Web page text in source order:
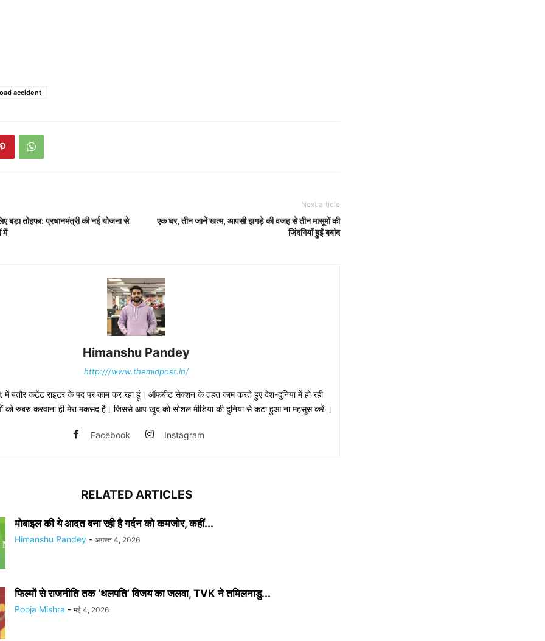
accident
बड़ा तोहफा: प्रधानमंत्री की नई योजना से
में
Next article
एक घर, तीन जानें खत्म, आपसी झगड़े की वजह से तीन मासूमों की
जिंदगियाँ हुईं बर्बाद
Himanshu Pandey
http:///www.themidpost.in/
बतौर कंटेंट राइटर के पद पर काम कर रहा हूं। ऑफबीट सेक्शन के तहत काम करते हुए देश-दुनिया में हो रही
को रुबरु करवाना ही मेरा मकसद है। जिससे आप खुद को सोशल मीडिया की दुनिया से कटा हुआ ना महसूस करें ।
Facebook Instagram
RELATED ARTICLES
मोबाइल की ये आदत बना रही है गर्दन को कमजोर, कहीं...
Himanshu Pandey - अगस्त 4, 2026
फिल्मों से राजनीति तक ‘थलपति’ विजय का जलवा, TVK ने तमिलनाडु...
Pooja Mishra - मई 4, 2026